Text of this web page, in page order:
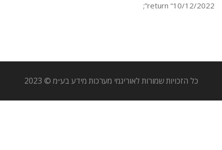
return “10/12/2022”;
כל הזכויות שמורות לאוריגמי מערכות מידע בע״מ © 2023